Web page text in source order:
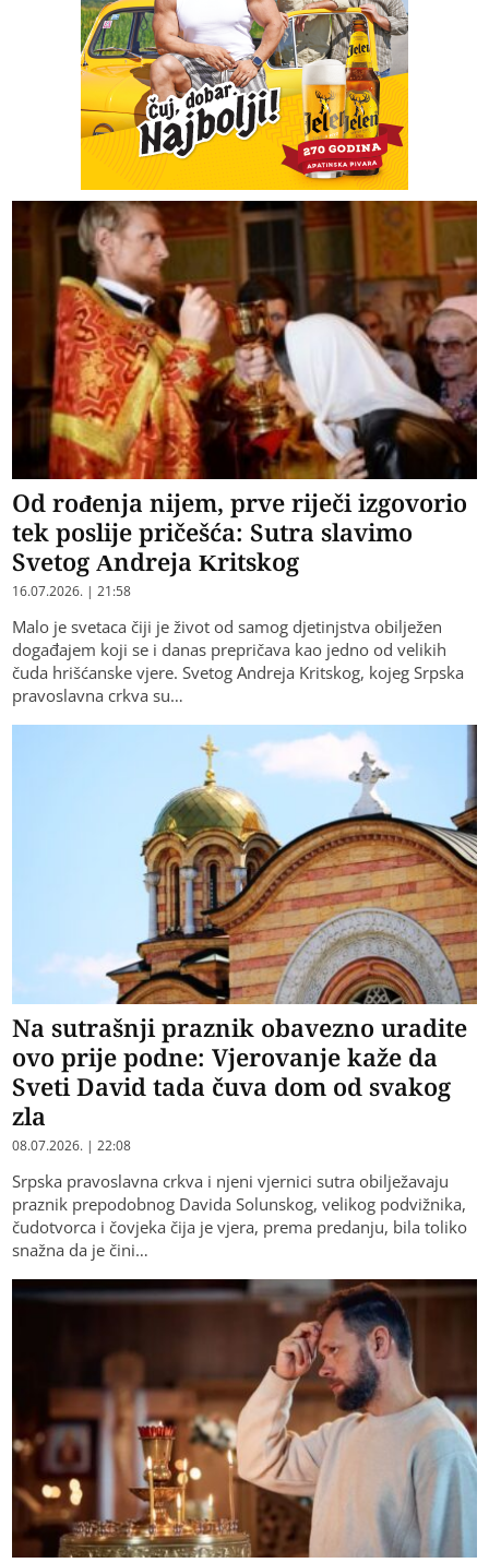
Od rođenja nijem, prve riječi izgovorio
tek poslije pričešća: Sutra slavimo
Svetog Andreja Kritskog
16.07.2026. | 21:58
Malo je svetaca čiji je život od samog djetinjstva obilježen
događajem koji se i danas prepričava kao jedno od velikih
čuda hrišćanske vjere. Svetog Andreja Kritskog, kojeg Srpska
pravoslavna crkva su…
Na sutrašnji praznik obavezno uradite
ovo prije podne: Vjerovanje kaže da
Sveti David tada čuva dom od svakog
zla
08.07.2026. | 22:08
Srpska pravoslavna crkva i njeni vjernici sutra obilježavaju
praznik prepodobnog Davida Solunskog, velikog podvižnika,
čudotvorca i čovjeka čija je vjera, prema predanju, bila toliko
snažna da je čini…